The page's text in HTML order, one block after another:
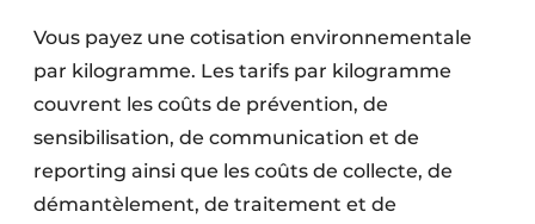
Vous payez une cotisation environnementale
par kilogramme. Les tarifs par kilogramme
couvrent les coûts de prévention, de
sensibilisation, de communication et de
reporting ainsi que les coûts de collecte, de
démantèlement, de traitement et de